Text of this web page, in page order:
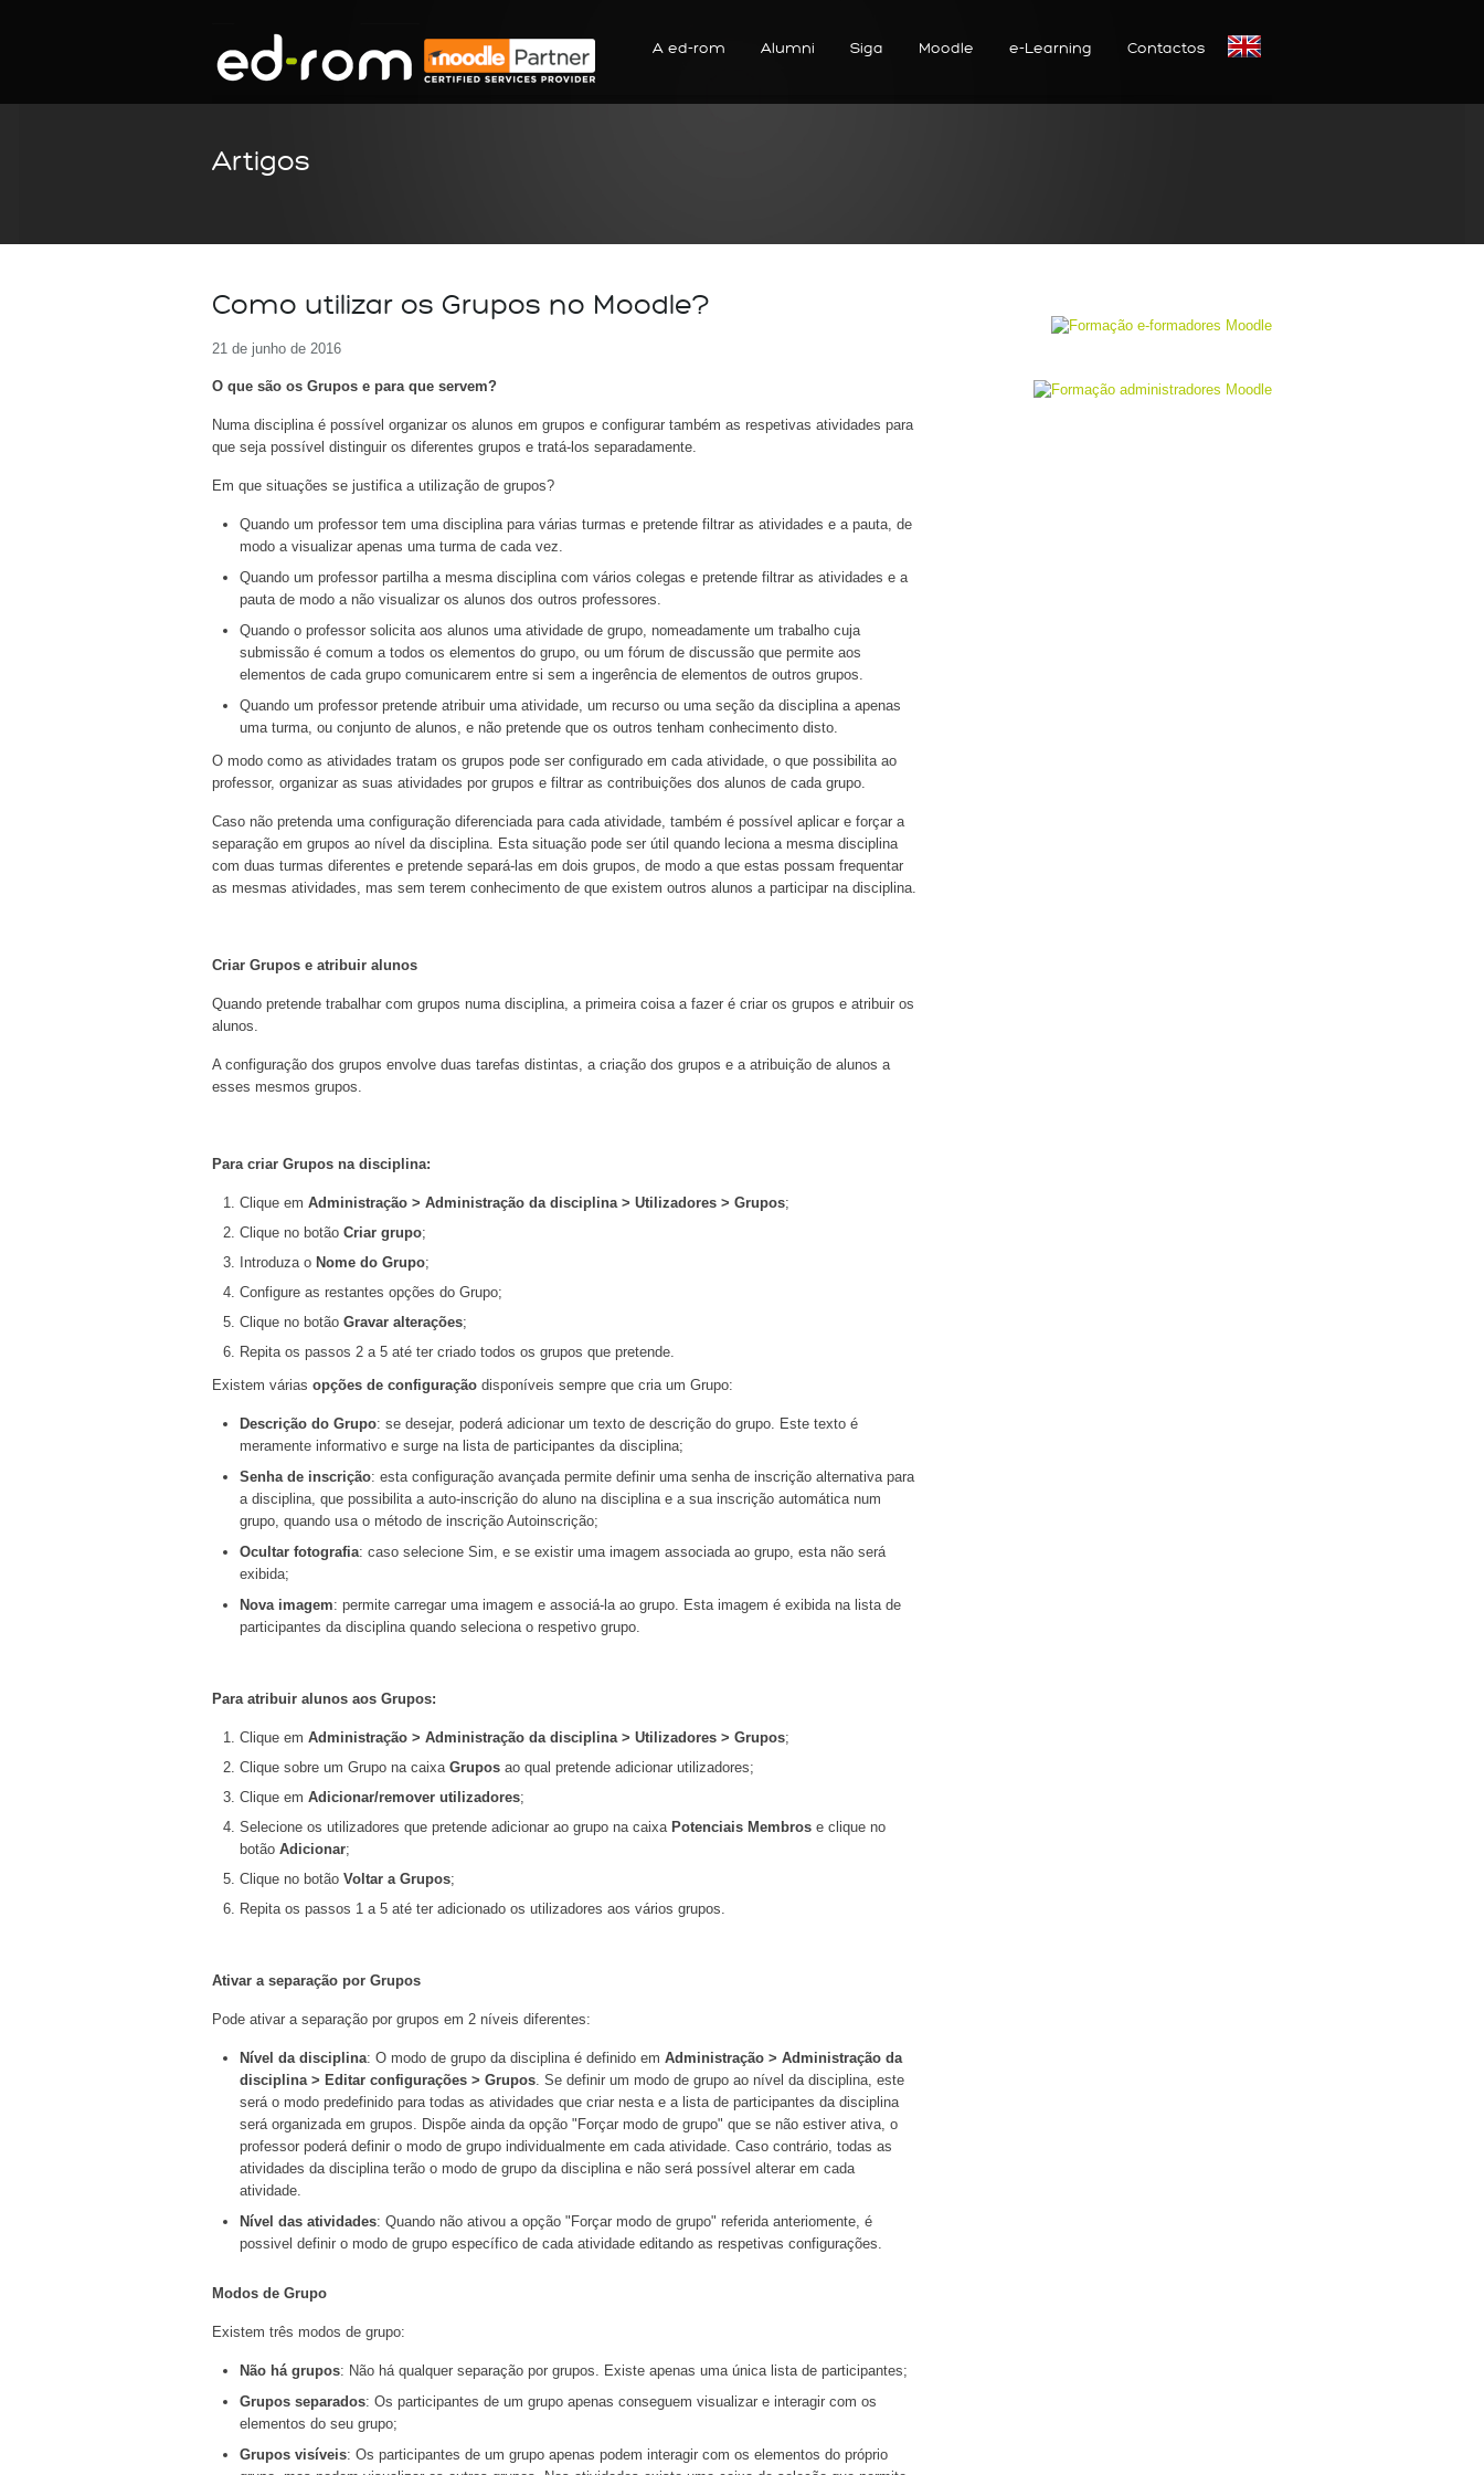
A ed-rom Alumni Siga Moodle e-Learning Contactos
Artigos
Como utilizar os Grupos no Moodle?
21 de junho de 2016
O que são os Grupos e para que servem?
Numa disciplina é possível organizar os alunos em grupos e configurar também as respetivas atividades para
que seja possível distinguir os diferentes grupos e tratá-los separadamente.
Em que situações se justifica a utilização de grupos?
Quando um professor tem uma disciplina para várias turmas e pretende filtrar as atividades e a pauta, de
modo a visualizar apenas uma turma de cada vez.
Quando um professor partilha a mesma disciplina com vários colegas e pretende filtrar as atividades e a
pauta de modo a não visualizar os alunos dos outros professores.
Quando o professor solicita aos alunos uma atividade de grupo, nomeadamente um trabalho cuja
submissão é comum a todos os elementos do grupo, ou um fórum de discussão que permite aos
elementos de cada grupo comunicarem entre si sem a ingerência de elementos de outros grupos.
Quando um professor pretende atribuir uma atividade, um recurso ou uma seção da disciplina a apenas
uma turma, ou conjunto de alunos, e não pretende que os outros tenham conhecimento disto.
O modo como as atividades tratam os grupos pode ser configurado em cada atividade, o que possibilita ao
professor, organizar as suas atividades por grupos e filtrar as contribuições dos alunos de cada grupo.
Caso não pretenda uma configuração diferenciada para cada atividade, também é possível aplicar e forçar a
separação em grupos ao nível da disciplina. Esta situação pode ser útil quando leciona a mesma disciplina
com duas turmas diferentes e pretende separá-las em dois grupos, de modo a que estas possam frequentar
as mesmas atividades, mas sem terem conhecimento de que existem outros alunos a participar na disciplina.
Criar Grupos e atribuir alunos
Quando pretende trabalhar com grupos numa disciplina, a primeira coisa a fazer é criar os grupos e atribuir os
alunos.
A configuração dos grupos envolve duas tarefas distintas, a criação dos grupos e a atribuição de alunos a
esses mesmos grupos.
Para criar Grupos na disciplina:
Clique em Administração > Administração da disciplina > Utilizadores > Grupos;
Clique no botão Criar grupo;
Introduza o Nome do Grupo;
Configure as restantes opções do Grupo;
Clique no botão Gravar alterações;
Repita os passos 2 a 5 até ter criado todos os grupos que pretende.
Existem várias opções de configuração disponíveis sempre que cria um Grupo:
Descrição do Grupo: se desejar, poderá adicionar um texto de descrição do grupo. Este texto é
meramente informativo e surge na lista de participantes da disciplina;
Senha de inscrição: esta configuração avançada permite definir uma senha de inscrição alternativa para
a disciplina, que possibilita a auto-inscrição do aluno na disciplina e a sua inscrição automática num
grupo, quando usa o método de inscrição Autoinscrição;
Ocultar fotografia: caso selecione Sim, e se existir uma imagem associada ao grupo, esta não será
exibida;
Nova imagem: permite carregar uma imagem e associá-la ao grupo. Esta imagem é exibida na lista de
participantes da disciplina quando seleciona o respetivo grupo.
Para atribuir alunos aos Grupos:
Clique em Administração > Administração da disciplina > Utilizadores > Grupos;
Clique sobre um Grupo na caixa Grupos ao qual pretende adicionar utilizadores;
Clique em Adicionar/remover utilizadores;
Selecione os utilizadores que pretende adicionar ao grupo na caixa Potenciais Membros e clique no
botão Adicionar;
Clique no botão Voltar a Grupos;
Repita os passos 1 a 5 até ter adicionado os utilizadores aos vários grupos.
Ativar a separação por Grupos
Pode ativar a separação por grupos em 2 níveis diferentes:
Nível da disciplina: O modo de grupo da disciplina é definido em Administração > Administração da
disciplina > Editar configurações > Grupos. Se definir um modo de grupo ao nível da disciplina, este
será o modo predefinido para todas as atividades que criar nesta e a lista de participantes da disciplina
será organizada em grupos. Dispõe ainda da opção "Forçar modo de grupo" que se não estiver ativa, o
professor poderá definir o modo de grupo individualmente em cada atividade. Caso contrário, todas as
atividades da disciplina terão o modo de grupo da disciplina e não será possível alterar em cada
atividade.
Nível das atividades: Quando não ativou a opção "Forçar modo de grupo" referida anteriomente, é
possivel definir o modo de grupo específico de cada atividade editando as respetivas configurações.
Modos de Grupo
Existem três modos de grupo:
Não há grupos: Não há qualquer separação por grupos. Existe apenas uma única lista de participantes;
Grupos separados: Os participantes de um grupo apenas conseguem visualizar e interagir com os
elementos do seu grupo;
Grupos visíveis: Os participantes de um grupo apenas podem interagir com os elementos do próprio